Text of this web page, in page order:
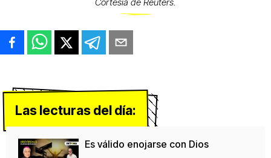
Cortesía de Reuters.
Las lecturas del día:
Es válido enojarse con Dios